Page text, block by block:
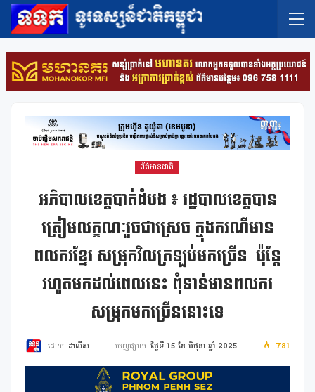
ព័ត៌មានជាតិ
អភិបាលខេត្តបាត់ដំបង ៖ រដ្ឋបាលខេត្តបាន
ត្រៀមលក្ខណៈរួចជាស្រេច ក្នុងករណីមាន
ពលករខ្មែរ សម្រុកវិលត្រឡប់មកច្រើន ប៉ុន្តែ
រហូតមកដល់ពេលនេះ ពុំទាន់មានពលករ
សម្រុកមកច្រើននោះទេ
ដោយ ដាលីស ចេញផ្សាយ ថ្ងៃទី 15 ខែ មិថុនា ឆ្នាំ 2025 781